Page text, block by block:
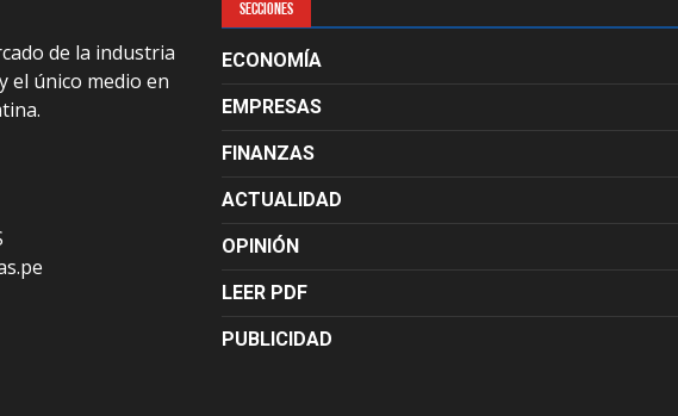
de la industria
el único medio en
SECCIONES
ECONOMÍA
EMPRESAS
FINANZAS
ACTUALIDAD
OPINIÓN
LEER PDF
PUBLICIDAD